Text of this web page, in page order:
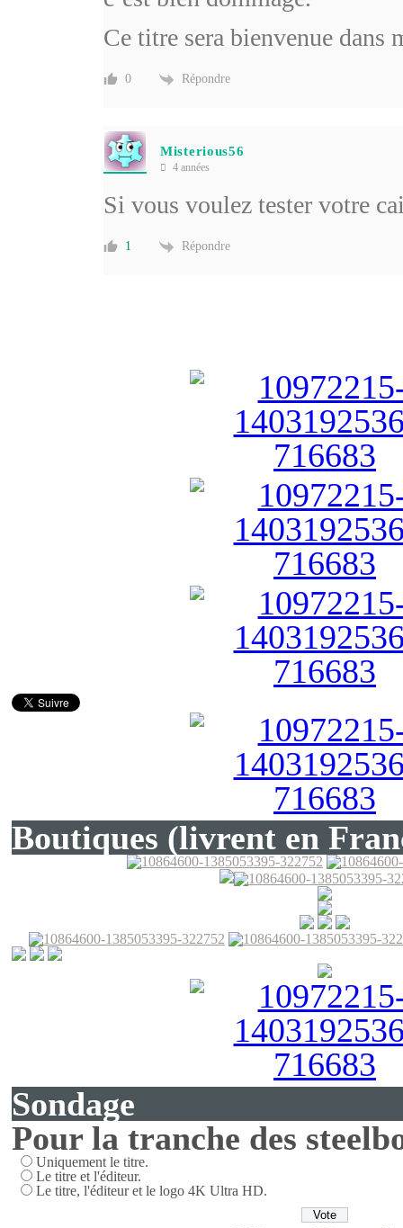
Ce titre sera bienvenue dans
0 Répondre
Misterious56
4 années
Si vous voulez tester votre
1 Répondre
Boutiques (livrent en
Sondage
Pour la tranche des
Uniquement le titre.
Le titre et l'éditeur.
Le titre, l'éditeur et le logo 4K Ultra HD.